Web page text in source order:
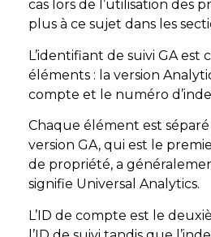
cas lors de l’utilisation des
plus à ce sujet dans les
L’identifiant de suivi GA est
éléments : la version
compte et le numéro
Chaque élément est
version GA, qui est le
de propriété, a
signifie Universal Analytics.
L’ID de compte est le